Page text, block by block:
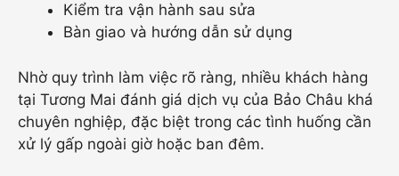
Kiểm tra vận hành sau sửa
Bàn giao và hướng dẫn sử dụng
Nhờ quy trình làm việc rõ ràng, nhiều khách hàng
tại Tương Mai đánh giá dịch vụ của Bảo Châu khá
chuyên nghiệp, đặc biệt trong các tình huống cần
xử lý gấp ngoài giờ hoặc ban đêm.